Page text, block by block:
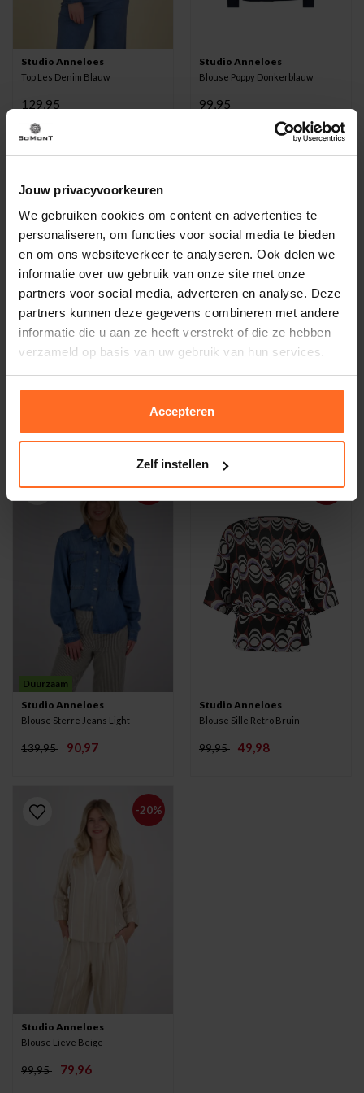
Jouw privacyvoorkeuren
We gebruiken cookies om content en advertenties te
personaliseren, om functies voor social media te bieden
en om ons websiteverkeer te analyseren. Ook delen we
informatie over uw gebruik van onze site met onze
partners voor social media, adverteren en analyse. Deze
partners kunnen deze gegevens combineren met andere
informatie die u aan ze heeft verstrekt of die ze hebben
verzameld op basis van uw gebruik van hun services.
Accepteren
Zelf instellen
Studio Anneloes
Top Les Denim Blauw
129,95
Studio Anneloes
Blouse Poppy Donkerblauw
99,95
-35%
Duurzaam
Studio Anneloes
Blouse Sterre Jeans Light
139,95 90,97
-50%
Studio Anneloes
Blouse Sille Retro Bruin
99,95 49,98
-20%
Studio Anneloes
Blouse Lieve Beige
99,95 79,96